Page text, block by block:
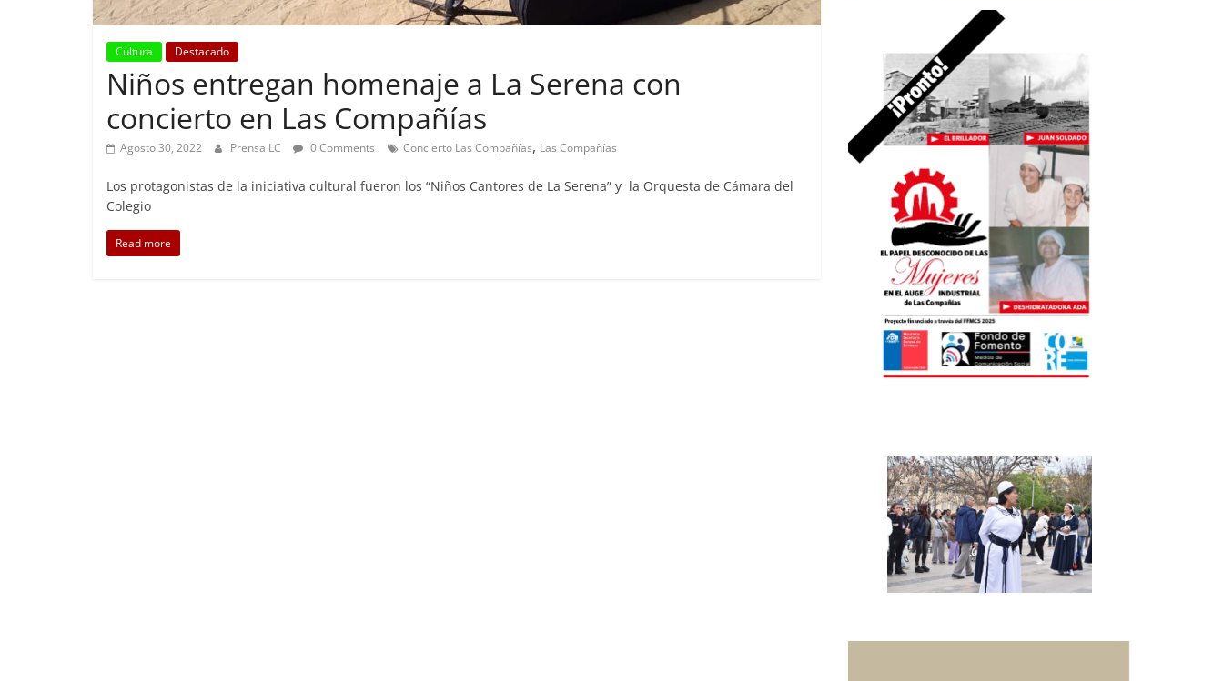
Cultura Destacado
Niños entregan homenaje a La Serena con
concierto en Las Compañías
Agosto 30, 2022 Prensa LC 0 Comments Concierto Las Compañías, Las Compañías
Los protagonistas de la iniciativa cultural fueron los “Niños Cantores de La Serena” y la Orquesta de Cámara del
Colegio
Read more
Foco Vecinal
Preocupa abandono de casa
Abril 26, 2019 Prensa LC